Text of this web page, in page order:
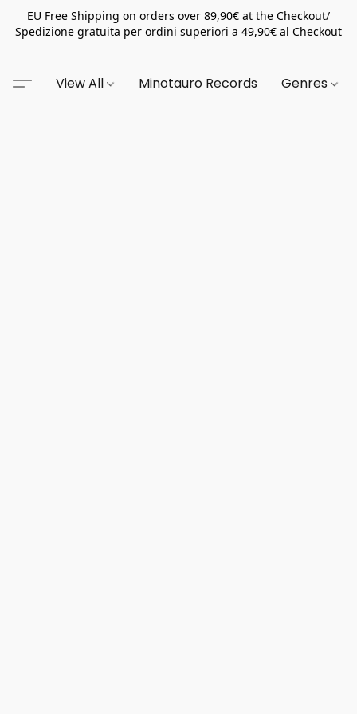
EU Free Shipping on orders over 89,90€ at the Checkout/
Spedizione gratuita per ordini superiori a 49,90€ al Checkout
View All Minotauro Records Genres